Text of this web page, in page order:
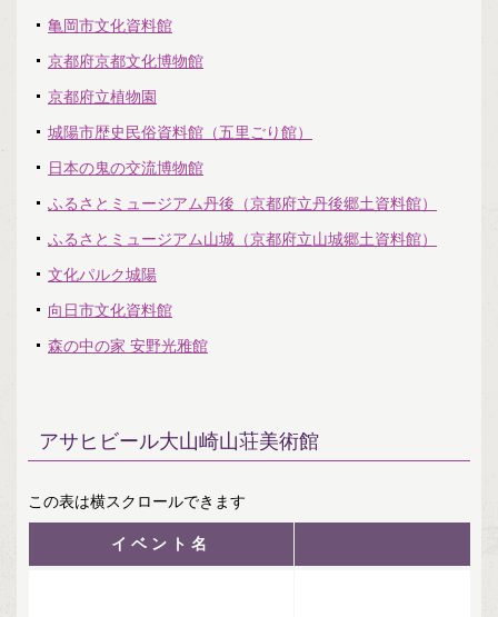
亀岡市文化資料館
京都府京都文化博物館
京都府立植物園
城陽市歴史民俗資料館（五里ごり館）
日本の鬼の交流博物館
ふるさとミュージアム丹後（京都府立丹後郷土資料館）
ふるさとミュージアム山城（京都府立山城郷土資料館）
文化パルク城陽
向日市文化資料館
森の中の家 安野光雅館
アサヒビール大山崎山荘美術館
イベント名